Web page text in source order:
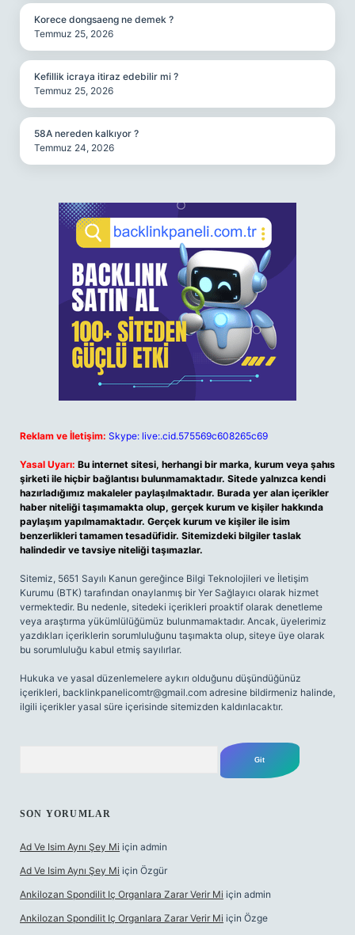
Korece dongsaeng ne demek ?
Temmuz 25, 2026
Kefillik icraya itiraz edebilir mi ?
Temmuz 25, 2026
58A nereden kalkıyor ?
Temmuz 24, 2026
Reklam ve İletişim: Skype: live:.cid.575569c608265c69
Yasal Uyarı: Bu internet sitesi, herhangi bir marka, kurum veya şahıs
şirketi ile hiçbir bağlantısı bulunmamaktadır. Sitede yalnızca kendi
hazırladığımız makaleler paylaşılmaktadır. Burada yer alan içerikler
haber niteliği taşımamakta olup, gerçek kurum ve kişiler hakkında
paylaşım yapılmamaktadır. Gerçek kurum ve kişiler ile isim
benzerlikleri tamamen tesadüfidir. Sitemizdeki bilgiler taslak
halindedir ve tavsiye niteliği taşımazlar.
Sitemiz, 5651 Sayılı Kanun gereğince Bilgi Teknolojileri ve İletişim
Kurumu (BTK) tarafından onaylanmış bir Yer Sağlayıcı olarak hizmet
vermektedir. Bu nedenle, sitedeki içerikleri proaktif olarak denetleme
veya araştırma yükümlülüğümüz bulunmamaktadır. Ancak, üyelerimiz
yazdıkları içeriklerin sorumluluğunu taşımakta olup, siteye üye olarak
bu sorumluluğu kabul etmiş sayılırlar.
Hukuka ve yasal düzenlemelere aykırı olduğunu düşündüğünüz
içerikleri, backlinkpanelicomtr@gmail.com adresine bildirmeniz halinde,
ilgili içerikler yasal süre içerisinde sitemizden kaldırılacaktır.
SON YORUMLAR
Ad Ve Isim Aynı Şey Mi için admin
Ad Ve Isim Aynı Şey Mi için Özgür
Ankilozan Spondilit Iç Organlara Zarar Verir Mi için admin
Ankilozan Spondilit Iç Organlara Zarar Verir Mi için Özge